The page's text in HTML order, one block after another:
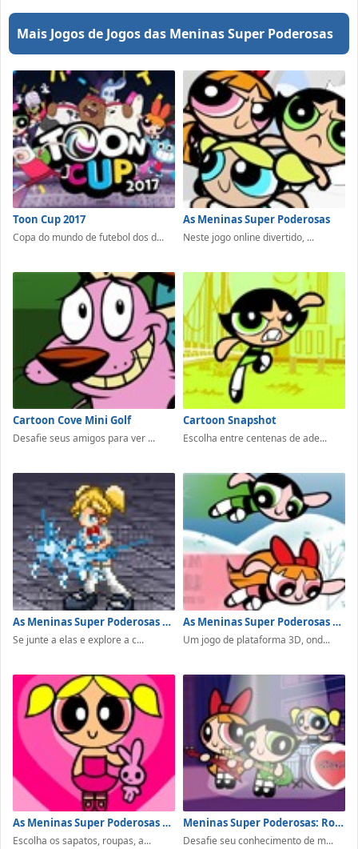
Mais Jogos de Jogos das Meninas Super Poderosas
Toon Cup 2017
Copa do mundo de futebol dos d...
As Meninas Super Poderosas
Neste jogo online divertido, ...
Cartoon Cove Mini Golf
Desafie seus amigos para ver ...
Cartoon Snapshot
Escolha entre centenas de ade...
As Meninas Super Poderosas Battle In Megaville
Se junte a elas e explore a c...
As Meninas Super Poderosas em Entrando Numa Fria
Um jogo de plataforma 3D, ond...
As Meninas Super Poderosas Dress Up
Escolha os sapatos, roupas, a...
Meninas Super Poderosas: Rock and Roll
Desafie seu conhecimento de m...